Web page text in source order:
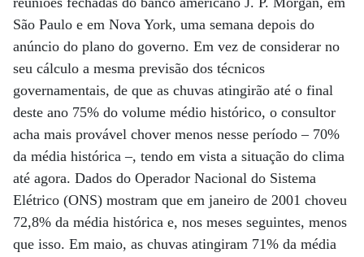
São Paulo e em Nova York, uma semana depois do
anúncio do plano do governo. Em vez de considerar no
seu cálculo a mesma previsão dos técnicos
governamentais, de que as chuvas atingirão até o final
deste ano 75% do volume médio histórico, o consultor
acha mais provável chover menos nesse período – 70%
da média histórica –, tendo em vista a situação do clima
até agora. Dados do Operador Nacional do Sistema
Elétrico (ONS) mostram que em janeiro de 2001 choveu
72,8% da média histórica e, nos meses seguintes, menos
que isso. Em maio, as chuvas atingiram 71% da média